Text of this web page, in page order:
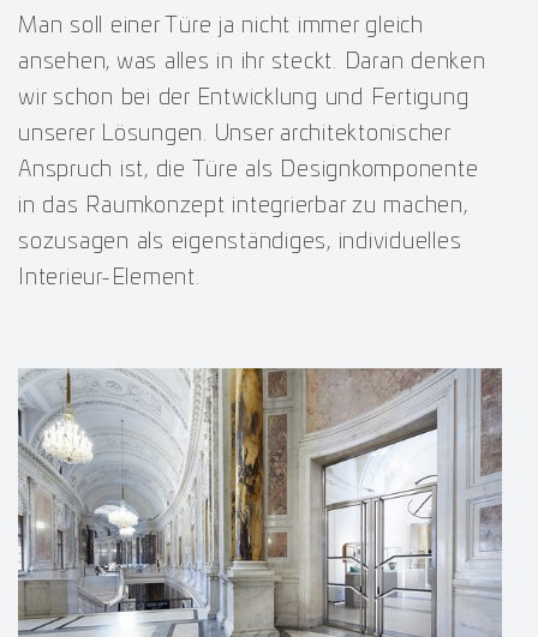
Man soll einer Türe ja nicht immer gleich
ansehen, was alles in ihr steckt. Daran denken
wir schon bei der Entwicklung und Fertigung
unserer Lösungen. Unser architektonischer
Anspruch ist, die Türe als Designkomponente
in das Raumkonzept integrierbar zu machen,
sozusagen als eigenständiges, individuelles
Interieur-Element.